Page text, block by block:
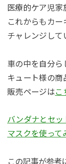
医療的ケア児家
これからもカ
チャレンジして
車の中を自分ら
キュート様の商
販売ページは こ
バンダナとセ
マスクを使って
この記事が参考